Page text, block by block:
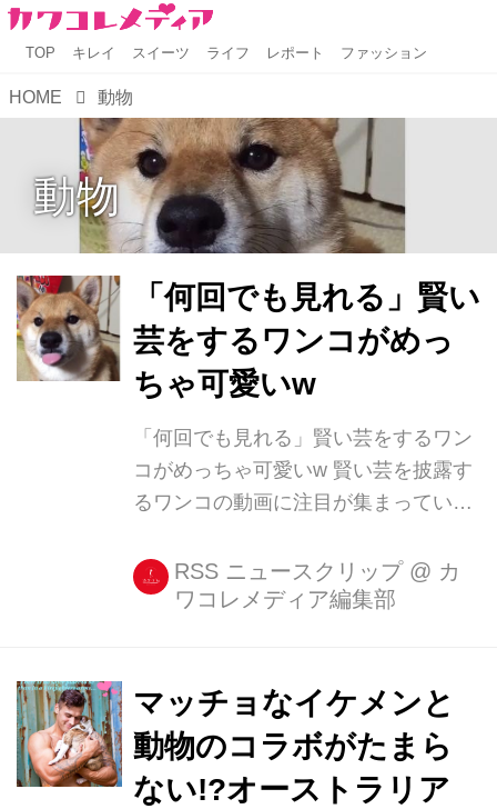
TOP キレイ スイーツ ライフ レポート ファッション
HOME 動物
動物
「何回でも見れる」賢い
芸をするワンコがめっ
ちゃ可愛いw
「何回でも見れる」賢い芸をするワン
コがめっちゃ可愛いw 賢い芸を披露す
るワンコの動画に注目が集まっていま
さんは10月16日、飼っているワンちゃ
んの動画をTwitterに投稿しました。 う
ス (@orikopotos) 2017年10月16日 な
んでも、ワンちゃんはとっても賢い芸
ができるんだとか。ポトスさんがワン
ちゃんに「ペロ!」と伝えると、少しだ
RSS ニュースクリップ @ カ
ワコレメディア編集部
マッチョなイケメンと
動物のコラボがたまら
ない!?オーストラリア